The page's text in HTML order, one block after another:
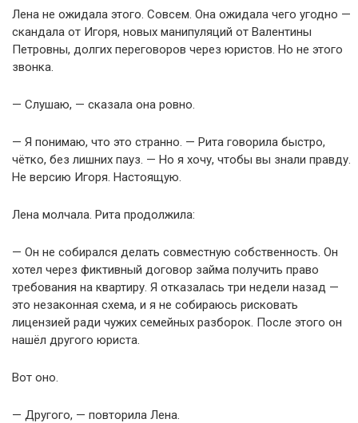
Лена не ожидала этого. Совсем. Она ожидала чего угодно —
скандала от Игоря, новых манипуляций от Валентины
Петровны, долгих переговоров через юристов. Но не этого
звонка.
— Слушаю, — сказала она ровно.
— Я понимаю, что это странно. — Рита говорила быстро,
чётко, без лишних пауз. — Но я хочу, чтобы вы знали правду.
Не версию Игоря. Настоящую.
Лена молчала. Рита продолжила:
— Он не собирался делать совместную собственность. Он
хотел через фиктивный договор займа получить право
требования на квартиру. Я отказалась три недели назад —
это незаконная схема, и я не собираюсь рисковать
лицензией ради чужих семейных разборок. После этого он
нашёл другого юриста.
Вот оно.
— Другого, — повторила Лена.